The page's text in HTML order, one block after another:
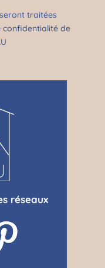
traitées
de
réseaux